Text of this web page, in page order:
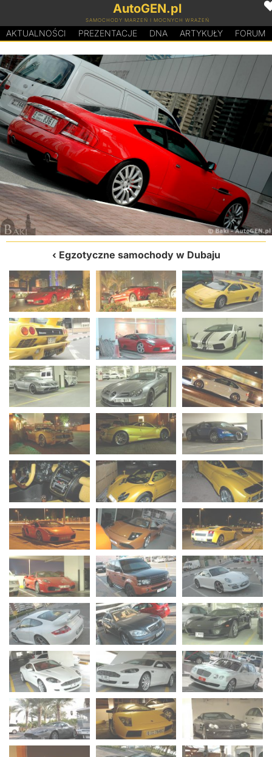
AutoGEN.pl
SAMOCHODY MARZEŃ I MOCNYCH WRAŻEŃ
AKTUALNOŚCI PREZENTACJE DNA ARTYKUŁY FORUM
Egzotyczne samochody w Dubaju